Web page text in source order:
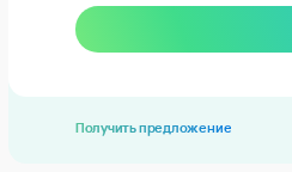
Получить предложение